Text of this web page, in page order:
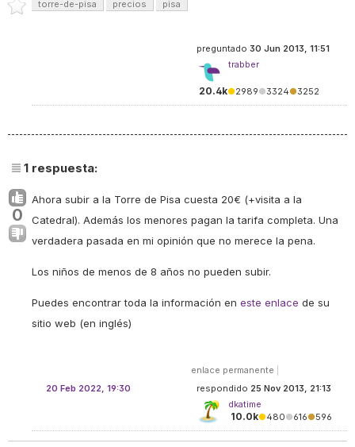
torre-de-pisa precios pisa
preguntado 30 Jun 2013, 11:51
trabber
20.4k●2989●3324●3252
1 respuesta:
0
Ahora subir a la Torre de Pisa cuesta 20€ (+visita a la
Catedral). Además los menores pagan la tarifa completa. Una
verdadera pasada en mi opinión que no merece la pena.
Los niños de menos de 8 años no pueden subir.
Puedes encontrar toda la información en este enlace de su
sitio web (en inglés)
enlace permanente
respondido 25 Nov 2013, 21:13
dkatime
10.0k●480●616●596
20 Feb 2022, 19:30